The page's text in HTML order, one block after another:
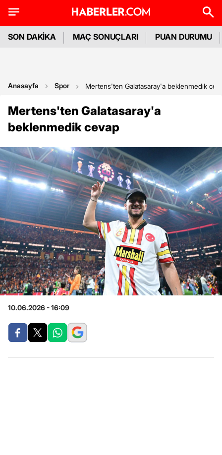
SON DAKİKA MAÇ SONUÇLARI PUAN DURUMU
Anasayfa Spor Mertens'ten Galatasaray'a beklenmedik
Mertens'ten Galatasaray'a
beklenmedik cevap
10.06.2026 - 16:09